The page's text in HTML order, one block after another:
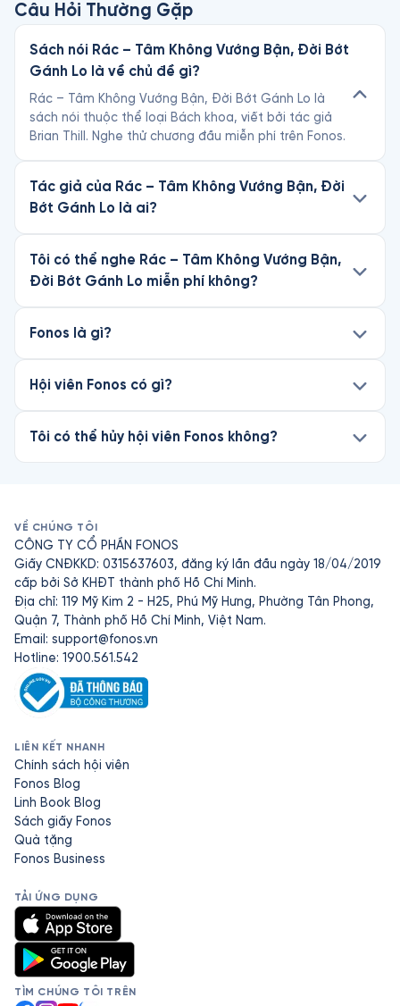
Câu Hỏi Thường Gặp
Sách nói Rác – Tâm Không Vướng Bận, Đời Bớt
Gánh Lo là về chủ đề gì?
Rác – Tâm Không Vướng Bận, Đời Bớt Gánh Lo là
sách nói thuộc thể loại Bách khoa, viết bởi tác giả
Brian Thill. Nghe thử chương đầu miễn phí trên Fonos.
Tác giả của Rác – Tâm Không Vướng Bận, Đời
Bớt Gánh Lo là ai?
Tôi có thể nghe Rác – Tâm Không Vướng Bận,
Đời Bớt Gánh Lo miễn phí không?
Fonos là gì?
Hội viên Fonos có gì?
Tôi có thể hủy hội viên Fonos không?
VỀ CHÚNG TÔI
CÔNG TY CỔ PHẦN FONOS
Giấy CNĐKKD: 0315637603, đăng ký lần đầu ngày 18/04/2019
cấp bởi Sở KHĐT thành phố Hồ Chí Minh.
Địa chỉ: 119 Mỹ Kim 2 - H25, Phú Mỹ Hưng, Phường Tân Phong,
Quận 7, Thành phố Hồ Chí Minh, Việt Nam.
Email: support@fonos.vn
Hotline: 1900.561.542
LIÊN KẾT NHANH
Chính sách hội viên
Fonos Blog
Linh Book Blog
Sách giấy Fonos
Quà tặng
Fonos Business
TẢI ỨNG DỤNG
TÌM CHÚNG TÔI TRÊN